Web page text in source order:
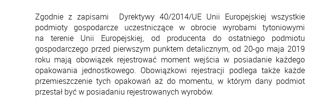
Zgodnie z zapisami Dyrektywy 40/2014/UE Unii Europejskiej wszystkie
podmioty gospodarcze uczestniczące w obrocie wyrobami tytoniowymi
na terenie Unii Europejskiej, od producenta do ostatniego podmiotu
gospodarczego przed pierwszym punktem detalicznym, od 20-go maja 2019
roku mają obowiązek rejestrować moment wejścia w posiadanie każdego
opakowania jednostkowego. Obowiązkowi rejestracji podlega także każde
przemieszczenie tych opakowań aż do momentu, w którym dany podmiot
przestał być w posiadaniu rejestrowanych wyrobów.